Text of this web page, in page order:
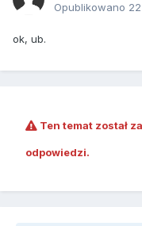
Opublikowano
ok, ub.
Ten temat został
odpowiedzi.